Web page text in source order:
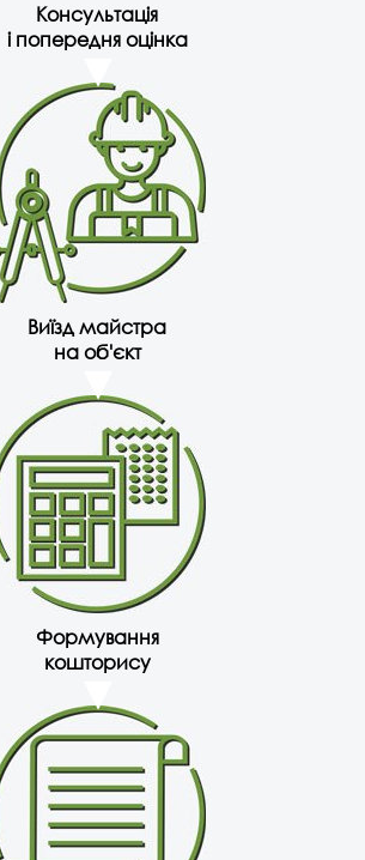
Консультація
і попередня оцінка
Виїзд майстра
на об'єкт
Формування
кошторису